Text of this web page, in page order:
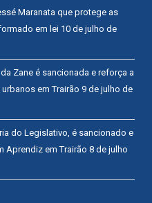
Maranata que protege as
em lei 10 de julho de
Zane é sancionada e reforça a
em Trairão 9 de julho de
do Legislativo, é sancionado e
Aprendiz em Trairão 8 de julho